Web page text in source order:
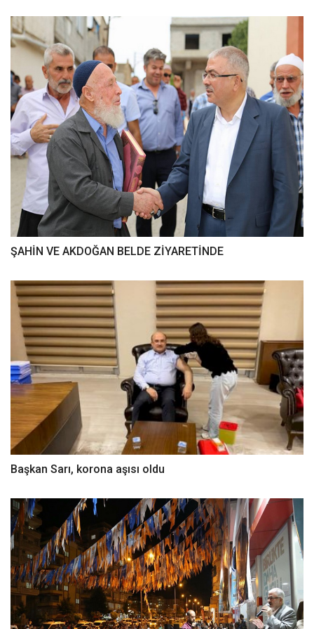
ŞAHİN VE AKDOĞAN BELDE ZİYARETİNDE
Başkan Sarı, korona aşısı oldu